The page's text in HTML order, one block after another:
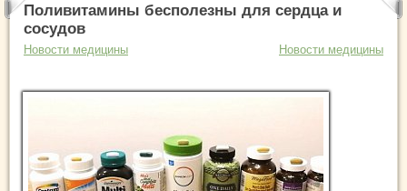
Поливитамины бесполезны для сердца и
сосудов
Новости медицины Новости медицины